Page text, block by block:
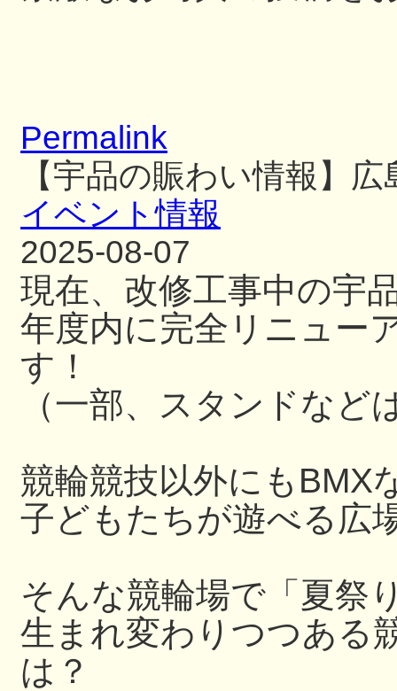
Permalink
【宇品の賑わい情報】
イベント情報
2025-08-07
現在、改修工事中の宇
年度内に完全リニュー
す！
（一部、スタンドなど
競輪競技以外にもBMX
子どもたちが遊べる広
そんな競輪場で「夏祭
生まれ変わりつつある
は？